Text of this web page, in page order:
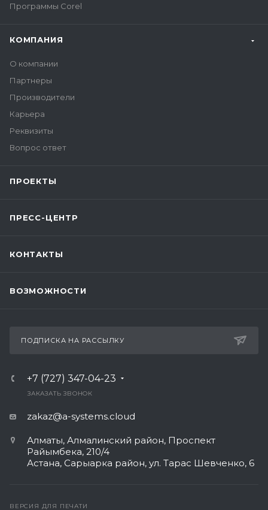
Программы Corel
КОМПАНИЯ
О компании
Партнеры
Производители
Карьера
Реквизиты
Вопрос ответ
ПРОЕКТЫ
ПРЕСС-ЦЕНТР
КОНТАКТЫ
ВОЗМОЖНОСТИ
ПОДПИСКА НА РАССЫЛКУ
+7 (727) 347-04-23
ЗАКАЗАТЬ ЗВОНОК
zakaz@a-systems.cloud
Алматы, ​Алмалинский район, Проспект
Райымбека, 210/4
Астана, Сарыарка район, ул. Тарас Шевченко, 6​
ВЕРСИЯ ДЛЯ ПЕЧАТИ